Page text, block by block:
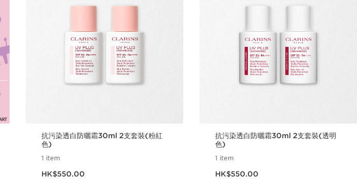
抗污染透白防曬霜30ml 2支套裝(粉紅
色)
1 item
HK$550.00
抗污染透白防曬霜30ml 2支套裝(透明
色)
1 item
HK$550.00